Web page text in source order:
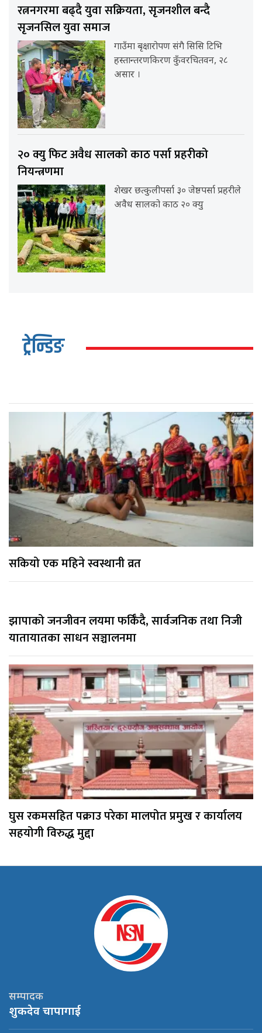
रत्ननगरमा बढ्दै युवा सक्रियता, सृजनशील बन्दै
सृजनसिल युवा समाज
गाउँमा बृक्षारोपण संगै सिसि टिभि
हस्तान्तरणकिरण कुँवरचितवन, २८
असार ।
२० क्यु फिट अवैध सालको काठ पर्सा प्रहरीको
नियन्त्रणमा
शेखर छत्कुलीपर्सा ३० जेष्ठपर्सा प्रहरीले
अवैध सालको काठ २० क्यु
ट्रेन्डिङ
सकियो एक महिने स्वस्थानी व्रत
झापाको जनजीवन लयमा फर्किँदै, सार्वजनिक तथा निजी
यातायातका साधन सञ्चालनमा
घुस रकमसहित पक्राउ परेका मालपोत प्रमुख र कार्यालय
सहयोगी विरुद्ध मुद्दा
सम्पादक
शुकदेव चापागाई